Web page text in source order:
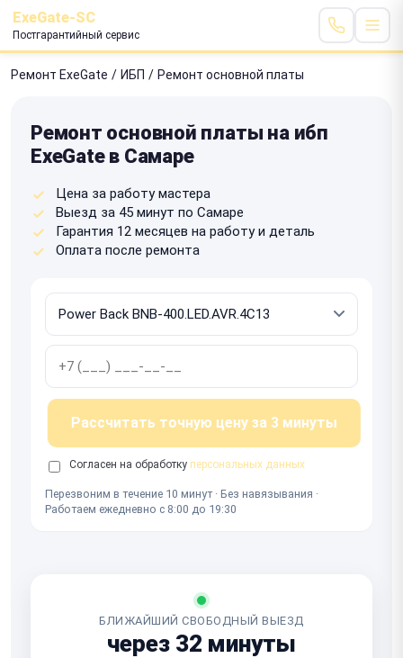
ExeGate-SC
Постгарантийный сервис
Ремонт ExeGate / ИБП / Ремонт основной платы
Ремонт основной платы на ибп
ExeGate в Самаре
Цена за работу мастера
Выезд за 45 минут по Самаре
Гарантия 12 месяцев на работу и деталь
Оплата после ремонта
Рассчитать точную цену за 3 минуты
Согласен на обработку персональных данных
Перезвоним в течение 10 минут · Без навязывания ·
Работаем ежедневно с 8:00 до 19:30
БЛИЖАЙШИЙ СВОБОДНЫЙ ВЫЕЗД
через 32 минуты